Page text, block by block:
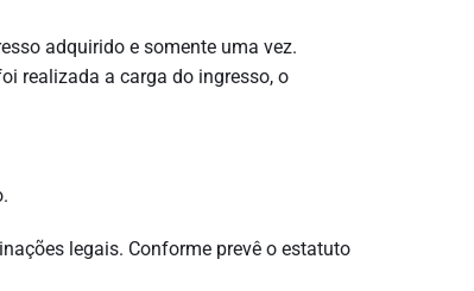
adquirido e somente uma vez.
realizada a carga do ingresso, o
legais. Conforme prevê o estatuto